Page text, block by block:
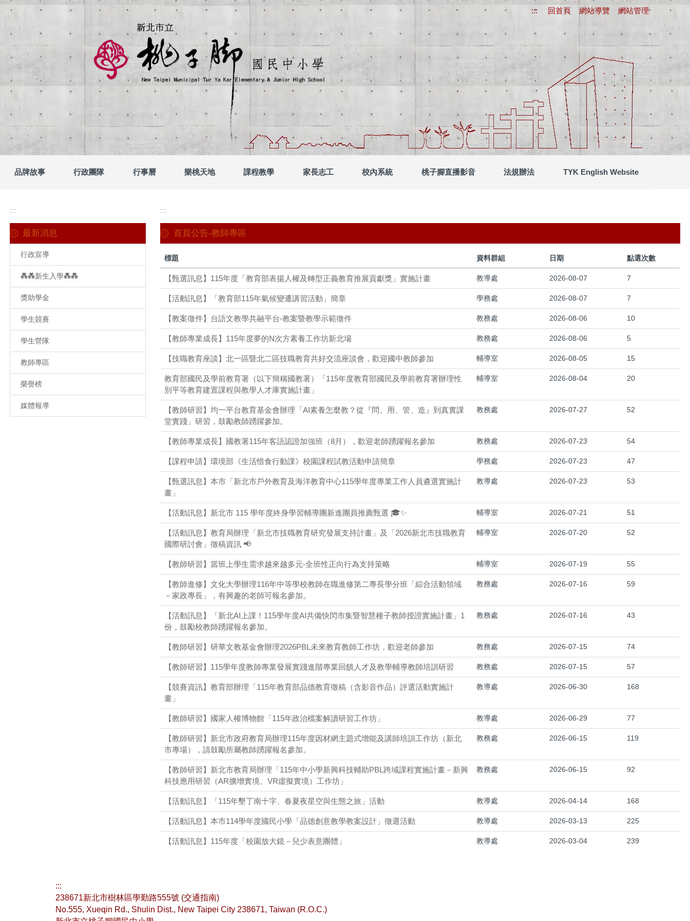
跳
主
容
::: 回首頁 網站導覽 網站管理
新北市立桃子腳國民中小學
品牌故事 行政團隊 行事曆 樂桃天地 課程教學 家長志工 校內系統 桃子腳直播影音 法規辦法 TYK English Website
:::
最新消息
行政宣導
💑💑新生入學💑💑
獎助學金
學生競賽
學生營隊
教師專區
榮譽榜
媒體報導
:::
首頁公告-教師專區
標題 資料群組 日期 點選次數
【甄選訊息】115年度「教育部表揚人權及轉型正義教育推展貢獻獎」實施計畫 教導處 2026-08-07 7
【活動訊息】「教育部115年氣候變遷講習活動」簡章 學務處 2026-08-07 7
【教案徵件】台語文教學共融平台-教案暨教學示範徵件 教務處 2026-08-06 10
【教師專業成長】115年度夢的N次方素養工作坊新北場 教務處 2026-08-06 5
【技職教育座談】北一區暨北二區技職教育共好交流座談會，歡迎國中教師參加 輔導室 2026-08-05 15
教育部國民及學前教育署（以下簡稱國教署）「115年度教育部國民及學前教育署辦理性
別平等教育建置課程與教學人才庫實施計畫」
輔導室 2026-08-04 20
【教師研習】均一平台教育基金會辦理「AI素養怎麼教？從『問、用、管、造』到真實課
堂實踐」研習，鼓勵教師踴躍參加。
教務處 2026-07-27 52
【教師專業成長】國教署115年客語認證加強班（8月），歡迎老師踴躍報名參加 教務處 2026-07-23 54
【課程申請】環境部《生活惜食行動課》校園課程試教活動申請簡章 學務處 2026-07-23 47
【甄選訊息】本市「新北市戶外教育及海洋教育中心115學年度專業工作人員遴選實施計
畫」
教導處 2026-07-23 53
【活動訊息】新北市 115 學年度終身學習輔導團新進團員推薦甄選 🎓✨ 輔導室 2026-07-21 51
【活動訊息】教育局辦理「新北市技職教育研究發展支持計畫」及「2026新北市技職教育
國際研討會」徵稿資訊 📢
輔導室 2026-07-20 52
【教師研習】當班上學生需求越來越多元-全班性正向行為支持策略 輔導室 2026-07-19 55
【教師進修】文化大學辦理116年中等學校教師在職進修第二專長學分班「綜合活動領域
－家政專長」，有興趣的老師可報名參加。
教務處 2026-07-16 59
【活動訊息】「新北AI上課！115學年度AI共備快閃市集暨智慧種子教師授證實施計畫」1
份，鼓勵校教師踴躍報名參加。
教務處 2026-07-16 43
【教師研習】研華文教基金會辦理2026PBL未來教育教師工作坊，歡迎老師參加 教務處 2026-07-15 74
【教師研習】115學年度教師專業發展實踐進階專業回饋人才及教學輔導教師培訓研習 教務處 2026-07-15 57
【競賽資訊】教育部辦理「115年教育部品德教育徵稿（含影音作品）評選活動實施計
畫」
教導處 2026-06-30 168
【教師研習】國家人權博物館「115年政治檔案解讀研習工作坊」 教導處 2026-06-29 77
【教師研習】新北市政府教育局辦理115年度因材網主題式增能及講師培訓工作坊（新北
市專場），請鼓勵所屬教師踴躍報名參加。
教務處 2026-06-15 119
【教師研習】新北市教育局辦理「115年中小學新興科技輔助PBL跨域課程實施計畫－新興
科技應用研習（AR擴增實境、VR虛擬實境）工作坊」
教務處 2026-06-15 92
【活動訊息】「115年墾丁南十字、春夏夜星空與生態之旅」活動 教導處 2026-04-14 168
【活動訊息】本市114學年度國民小學「品德創意教學教案設計」徵選活動 教導處 2026-03-13 225
【活動訊息】115年度「校園放大鏡－兒少表意團體」 教導處 2026-03-04 239
:::
238671新北市樹林區學勤路555號 (交通指南)
No.555, Xueqin Rd., Shulin Dist., New Taipei City 238671, Taiwan (R.O.C.)